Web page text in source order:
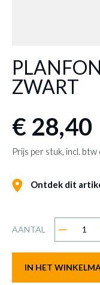
ZWART
€ 28,40
Prijs per stuk, incl.
Ontdek dit
AANTAL
IN HET